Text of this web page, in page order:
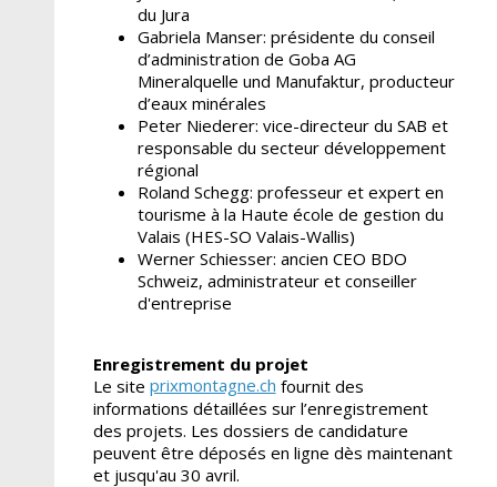
du Jura
Gabriela Manser: présidente du conseil
d’administration de Goba AG
Mineralquelle und Manufaktur, producteur
d’eaux minérales
Peter Niederer: vice-directeur du SAB et
responsable du secteur développement
régional
Roland Schegg: professeur et expert en
tourisme à la Haute école de gestion du
Valais (HES-SO Valais-Wallis)
Werner Schiesser: ancien CEO BDO
Schweiz, administrateur et conseiller
d'entreprise
Enregistrement du projet
Le site prixmontagne.ch fournit des
informations détaillées sur l’enregistrement
des projets. Les dossiers de candidature
peuvent être déposés en ligne dès maintenant
et jusqu'au 30 avril.